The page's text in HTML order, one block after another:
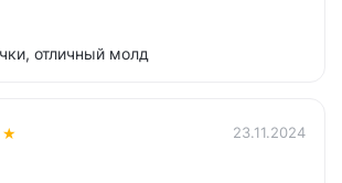
отличный молд
★ 23.11.2024